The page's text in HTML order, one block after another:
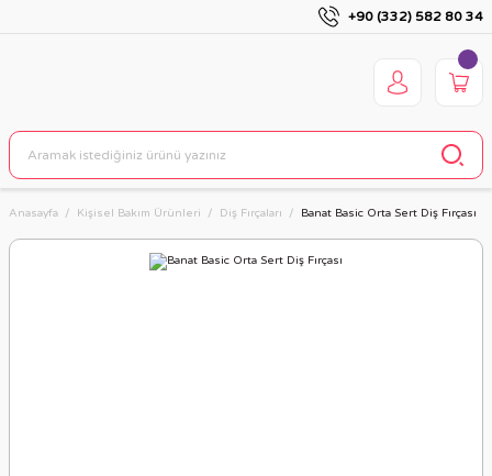
+90 (332) 582 80 34
Anasayfa Kişisel Bakım Ürünleri Diş Fırçaları Banat Basic Orta Sert Diş Fırçası